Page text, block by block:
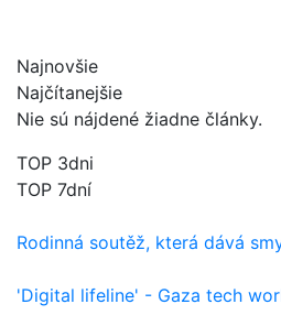
Najnovšie
Najčítanejšie
Nie sú nájdené žiadne články.
TOP 3dni
TOP 7dní
Rodinná soutěž, která dává
'Digital lifeline' - Gaza tech